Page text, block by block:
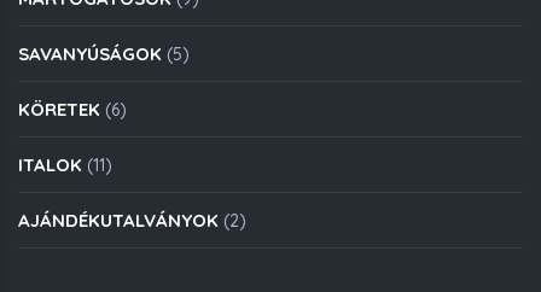
SAVANYÚSÁGOK (5)
KÖRETEK (6)
ITALOK (11)
AJÁNDÉKUTALVÁNYOK (2)